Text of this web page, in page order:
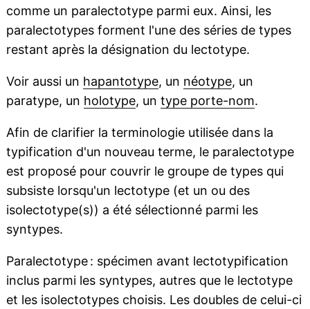
comme un paralectotype parmi eux. Ainsi, les
paralectotypes forment l'une des séries de types
restant après la désignation du lectotype.
Voir aussi un hapantotype, un néotype, un
paratype, un holotype, un type porte-nom.
Afin de clarifier la terminologie utilisée dans la
typification d'un nouveau terme, le paralectotype
est proposé pour couvrir le groupe de types qui
subsiste lorsqu'un lectotype (et un ou des
isolectotype(s)) a été sélectionné parmi les
syntypes.
Paralectotype : spécimen avant lectotypification
inclus parmi les syntypes, autres que le lectotype
et les isolectotypes choisis. Les doubles de celui-ci